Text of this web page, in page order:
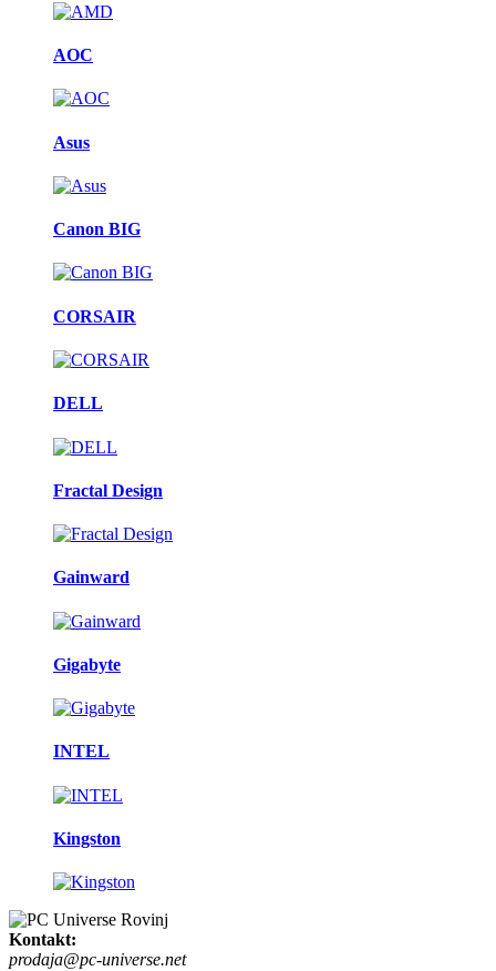
AOC
Asus
Canon BIG
CORSAIR
DELL
Fractal Design
Gainward
Gigabyte
INTEL
Kingston
Kontakt:
prodaja@pc-universe.net